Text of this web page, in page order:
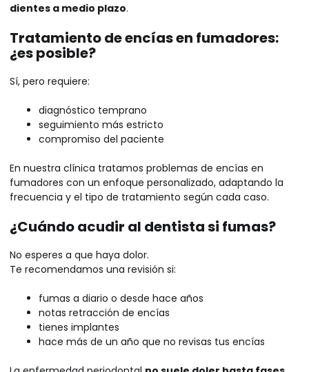
dientes a medio plazo.
Tratamiento de encías en fumadores:
¿es posible?
Sí, pero requiere:
diagnóstico temprano
seguimiento más estricto
compromiso del paciente
En nuestra clínica tratamos problemas de encías en
fumadores con un enfoque personalizado, adaptando la
frecuencia y el tipo de tratamiento según cada caso.
¿Cuándo acudir al dentista si fumas?
No esperes a que haya dolor.
Te recomendamos una revisión si:
fumas a diario o desde hace años
notas retracción de encías
tienes implantes
hace más de un año que no revisas tus encías